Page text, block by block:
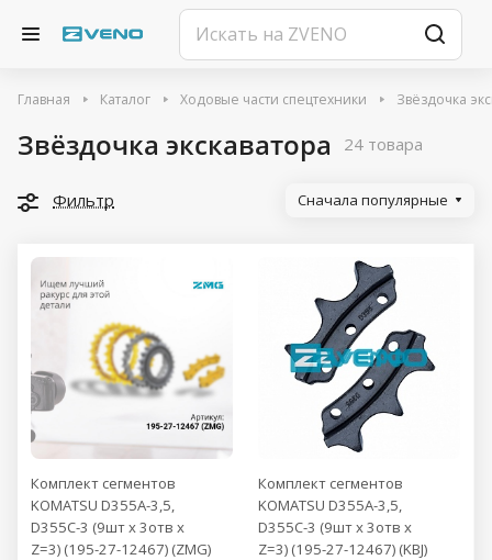
Главная Каталог Ходовые части спецтехники Звёздочка
Звёздочка экскаватора 24 товара
Фильтр Сначала популярные
Комплект сегментов
KOMATSU D355A-3,5,
D355C-3 (9шт x 3отв x
Z=3) (195-27-12467) (ZMG)
Комплект сегментов
KOMATSU D355A-3,5,
D355C-3 (9шт x 3отв x
Z=3) (195-27-12467) (KBJ)